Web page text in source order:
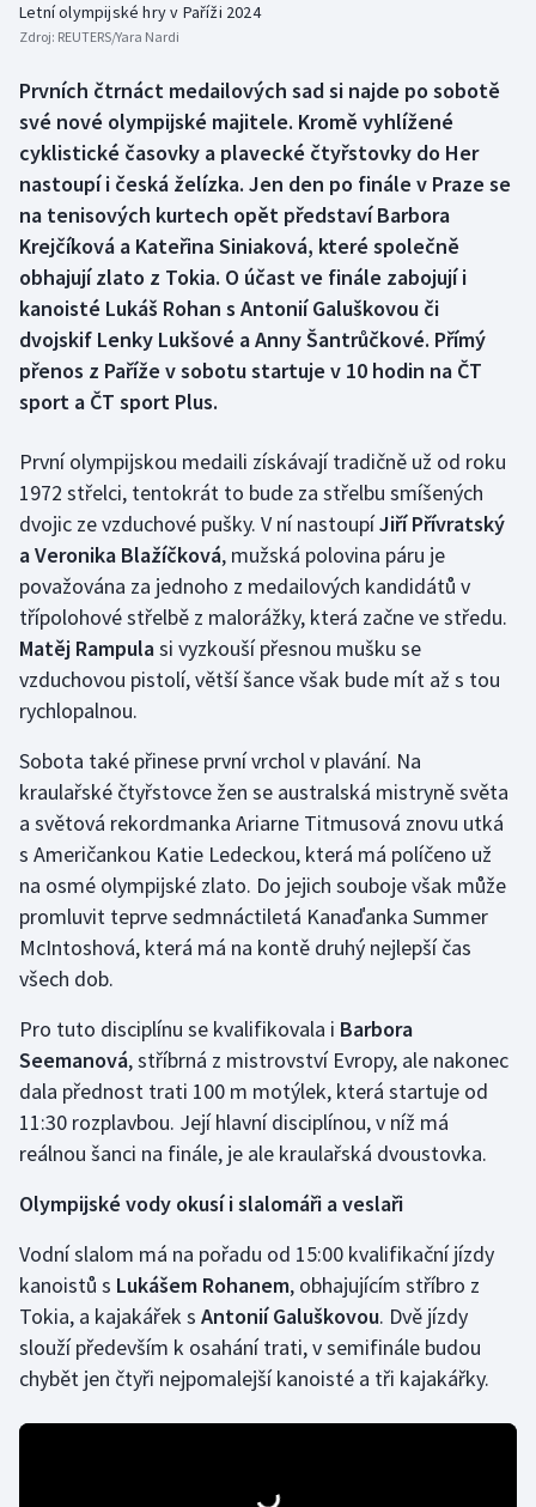
Boby a skeleton
Box
Curling
Dostihy
Florbal
Futsal
Golf
Házená
Jezdectví
Krasobruslení
Lezení
Lyže a snowboard
Moderní pětiboj
Motorsport
Olympijské hry
Plavání
Plážový volejbal
Rychlostní kanoistika
Short track
AZ kvíz
Letní olympijské hry v Paříži 2024
Zdroj: REUTERS/Yara Nardi
Prvních čtrnáct medailových sad si najde po sobotě
své nové olympijské majitele. Kromě vyhlížené
cyklistické časovky a plavecké čtyřstovky do Her
nastoupí i česká želízka. Jen den po finále v Praze se
na tenisových kurtech opět představí Barbora
Krejčíková a Kateřina Siniaková, které společně
obhajují zlato z Tokia. O účast ve finále zabojují i
kanoisté Lukáš Rohan s Antonií Galuškovou či
dvojskif Lenky Lukšové a Anny Šantrůčkové. Přímý
přenos z Paříže v sobotu startuje v 10 hodin na ČT
sport a ČT sport Plus.
První olympijskou medaili získávají tradičně už od roku
1972 střelci, tentokrát to bude za střelbu smíšených
dvojic ze vzduchové pušky. V ní nastoupíJiří Přívratský
a Veronika Blažíčková, mužská polovina páru je
považována za jednoho z medailových kandidátů v
třípolohové střelbě z malorážky, která začne ve středu.
Matěj Rampulasi vyzkouší přesnou mušku se
vzduchovou pistolí, větší šance však bude mít až s tou
rychlopalnou.
Sobota také přinese první vrchol v plavání. Na
kraulařské čtyřstovce žen se australská mistryně světa
a světová rekordmanka Ariarne Titmusová znovu utká
s Američankou Katie Ledeckou, která má políčeno už
na osmé olympijské zlato. Do jejich souboje však může
promluvit teprve sedmnáctiletá Kanaďanka Summer
McIntoshová, která má na kontě druhý nejlepší čas
všech dob.
Pro tuto disciplínu se kvalifikovala i Barbora
Seemanová, stříbrná z mistrovství Evropy, ale nakonec
dala přednost trati 100 m motýlek, která startuje od
11:30 rozplavbou. Její hlavní disciplínou, v níž má
reálnou šanci na finále, je ale kraulařská dvoustovka.
Olympijské vody okusí i slalomáři a veslaři
Vodní slalom má na pořadu od 15:00 kvalifikační jízdy
kanoistů s Lukášem Rohanem, obhajujícím stříbro z
Tokia, a kajakářek s Antonií Galuškovou. Dvě jízdy
slouží především k osahání trati, v semifinále budou
chybět jen čtyři nejpomalejší kanoisté a tři kajakářky.